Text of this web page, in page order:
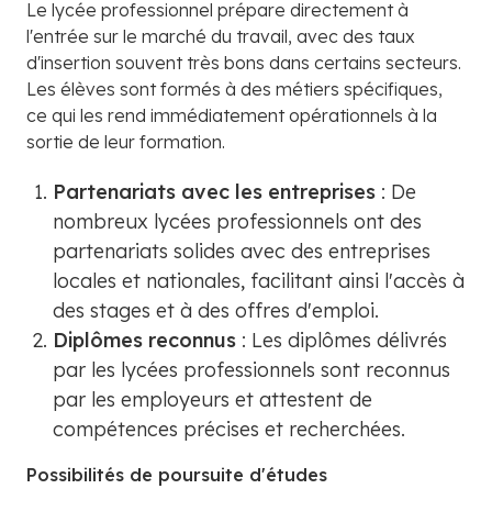
Le lycée professionnel prépare directement à
l'entrée sur le marché du travail, avec des taux
d'insertion souvent très bons dans certains secteurs.
Les élèves sont formés à des métiers spécifiques,
ce qui les rend immédiatement opérationnels à la
sortie de leur formation.
Partenariats avec les entreprises : De
nombreux lycées professionnels ont des
partenariats solides avec des entreprises
locales et nationales, facilitant ainsi l'accès à
des stages et à des offres d'emploi.
Diplômes reconnus : Les diplômes délivrés
par les lycées professionnels sont reconnus
par les employeurs et attestent de
compétences précises et recherchées.
Possibilités de poursuite d'études